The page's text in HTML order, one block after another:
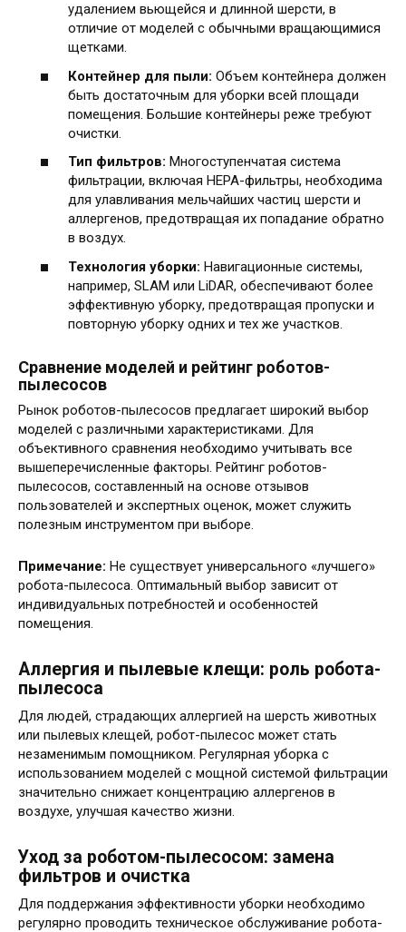
удалением вьющейся и длинной шерсти, в
отличие от моделей с обычными вращающимися
щетками.
Контейнер для пыли: Объем контейнера должен
быть достаточным для уборки всей площади
помещения. Большие контейнеры реже требуют
очистки.
Тип фильтров: Многоступенчатая система
фильтрации, включая HEPA-фильтры, необходима
для улавливания мельчайших частиц шерсти и
аллергенов, предотвращая их попадание обратно
в воздух.
Технология уборки: Навигационные системы,
например, SLAM или LiDAR, обеспечивают более
эффективную уборку, предотвращая пропуски и
повторную уборку одних и тех же участков.
Сравнение моделей и рейтинг роботов-
пылесосов
Рынок роботов-пылесосов предлагает широкий выбор
моделей с различными характеристиками. Для
объективного сравнения необходимо учитывать все
вышеперечисленные факторы. Рейтинг роботов-
пылесосов, составленный на основе отзывов
пользователей и экспертных оценок, может служить
полезным инструментом при выборе.
Примечание: Не существует универсального «лучшего»
робота-пылесоса. Оптимальный выбор зависит от
индивидуальных потребностей и особенностей
помещения.
Аллергия и пылевые клещи: роль робота-
пылесоса
Для людей, страдающих аллергией на шерсть животных
или пылевых клещей, робот-пылесос может стать
незаменимым помощником. Регулярная уборка с
использованием моделей с мощной системой фильтрации
значительно снижает концентрацию аллергенов в
воздухе, улучшая качество жизни.
Уход за роботом-пылесосом: замена
фильтров и очистка
Для поддержания эффективности уборки необходимо
регулярно проводить техническое обслуживание робота-